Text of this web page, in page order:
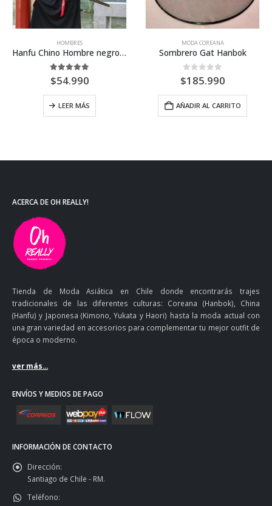
HOMBRES
Hanfu Chino Hombre negro/rojo
5.00 out of 5
$54.990
LEER MÁS
MODA COREANA
Sombrero Gat Hanbok
0 out of 5
$185.990
AÑADIR AL CARRITO
ACERCA DE OH REALLY!
Tienda de Moda Asiática en Chile donde encontrarás trajes
tradicionales de las diferentes culturas: Coreana (Hanbok), China
(Hanfu) y Japonesa (Kimono, Yukata y Haori) hasta la moda actual con
una gran variedad en accesorios para complementar tu mejor outfit de
época o moderno.
ver más...
ENVÍOS Y MEDIOS DE PAGO
INFORMACIÓN DE CONTACTO
Dirección:
Santiago de Chile - RM.
Teléfono: